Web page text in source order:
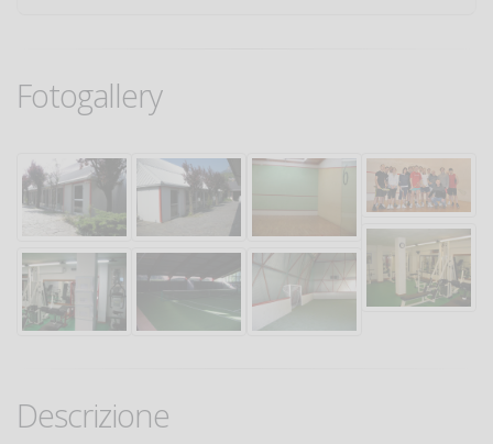
Fotogallery
Descrizione